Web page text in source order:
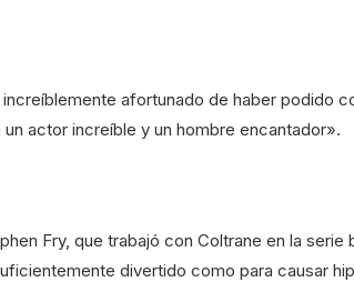
afortunado de haber podido
un actor increíble y un hombre encantador».
Fry, que trabajó con Coltrane en la
divertido como para causar